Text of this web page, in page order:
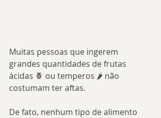
Muitas pessoas que ingerem
grandes quantidades de frutas
ácidas 🍍 ou temperos 🌶 não
costumam ter aftas.
De fato, nenhum tipo de alimento